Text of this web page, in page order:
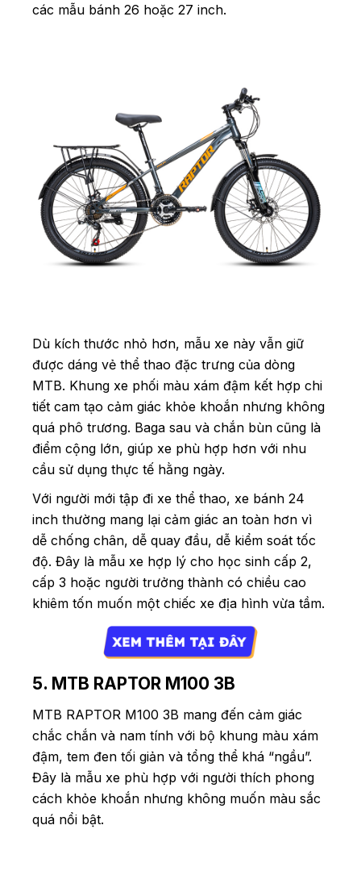
các mẫu bánh 26 hoặc 27 inch.
Dù kích thước nhỏ hơn, mẫu xe này vẫn giữ
được dáng vẻ thể thao đặc trưng của dòng
MTB. Khung xe phối màu xám đậm kết hợp chi
tiết cam tạo cảm giác khỏe khoắn nhưng không
quá phô trương. Baga sau và chắn bùn cũng là
điểm cộng lớn, giúp xe phù hợp hơn với nhu
cầu sử dụng thực tế hằng ngày.
Với người mới tập đi xe thể thao, xe bánh 24
inch thường mang lại cảm giác an toàn hơn vì
dễ chống chân, dễ quay đầu, dễ kiểm soát tốc
độ. Đây là mẫu xe hợp lý cho học sinh cấp 2,
cấp 3 hoặc người trưởng thành có chiều cao
khiêm tốn muốn một chiếc xe địa hình vừa tầm.
5. MTB RAPTOR M100 3B
MTB RAPTOR M100 3B mang đến cảm giác
chắc chắn và nam tính với bộ khung màu xám
đậm, tem đen tối giản và tổng thể khá “ngầu”.
Đây là mẫu xe phù hợp với người thích phong
cách khỏe khoắn nhưng không muốn màu sắc
quá nổi bật.